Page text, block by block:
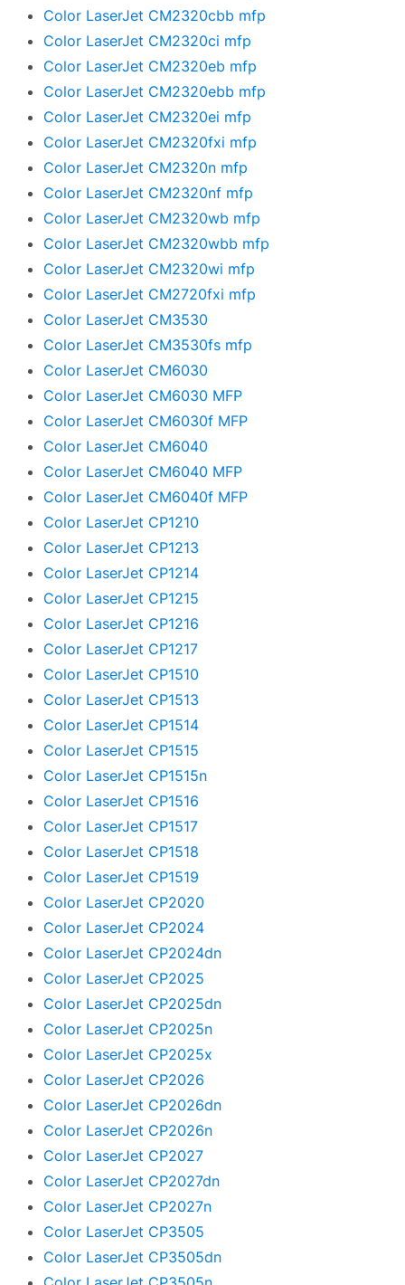
Color LaserJet CM2320cbb mfp
Color LaserJet CM2320ci mfp
Color LaserJet CM2320eb mfp
Color LaserJet CM2320ebb mfp
Color LaserJet CM2320ei mfp
Color LaserJet CM2320fxi mfp
Color LaserJet CM2320n mfp
Color LaserJet CM2320nf mfp
Color LaserJet CM2320wb mfp
Color LaserJet CM2320wbb mfp
Color LaserJet CM2320wi mfp
Color LaserJet CM2720fxi mfp
Color LaserJet CM3530
Color LaserJet CM3530fs mfp
Color LaserJet CM6030
Color LaserJet CM6030 MFP
Color LaserJet CM6030f MFP
Color LaserJet CM6040
Color LaserJet CM6040 MFP
Color LaserJet CM6040f MFP
Color LaserJet CP1210
Color LaserJet CP1213
Color LaserJet CP1214
Color LaserJet CP1215
Color LaserJet CP1216
Color LaserJet CP1217
Color LaserJet CP1510
Color LaserJet CP1513
Color LaserJet CP1514
Color LaserJet CP1515
Color LaserJet CP1515n
Color LaserJet CP1516
Color LaserJet CP1517
Color LaserJet CP1518
Color LaserJet CP1519
Color LaserJet CP2020
Color LaserJet CP2024
Color LaserJet CP2024dn
Color LaserJet CP2025
Color LaserJet CP2025dn
Color LaserJet CP2025n
Color LaserJet CP2025x
Color LaserJet CP2026
Color LaserJet CP2026dn
Color LaserJet CP2026n
Color LaserJet CP2027
Color LaserJet CP2027dn
Color LaserJet CP2027n
Color LaserJet CP3505
Color LaserJet CP3505dn